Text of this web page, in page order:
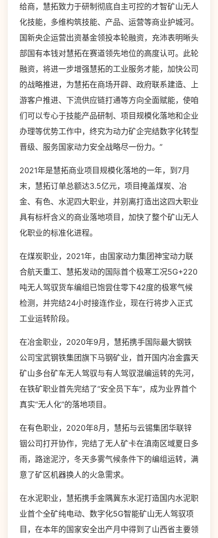
给商，慧拓致力于研制彻底自主可控的才智矿山无人
化技能，多维构筑技能、产品、运营等商业护城河。
国新央企运营出资基金领投本轮融资，充沛表明晰头
部国有本钱对慧拓在赛道领先地位的高度认可。此轮
融资，将进一步增强慧拓的工业服务才能，加快公司
的战略推进，为慧拓在商场开辟、政府联系建造、上
游客户推进、下流供应链打通等方向全面赋能，使咱
们可以专心于技能产品研制、项目规模化落地和企业
办理等优势工作中，终究为动力矿企完结数字化转型
晋级、服务国家动力安全战略尽一份力。”
2021年是慧拓商业项目规模化落地的一年，到7月
末，慧拓订单总额达3.5亿元，项目掩盖煤炭、冶
金、有色、水泥四大职业，并别离打造出这四大职业
具有标杆含义的商业落地项目，加快了整个矿山无人
化职业的标准化进程。
在煤炭职业，2021年，由国家动力集团神宝动力联
合航天重工、慧拓发动的国际首个极寒工况5G+220
吨无人驾驭货车编组已饱尝住零下42度的极寒气候
检测，并完结24小时接连作业，现在行将步入正式
工业运转阶段。
在冶金职业，2020年9月，慧拓携手国际最大钢铁
公司宝武钢铁集团旗下马钢矿业，首开国内冶金露天
矿山多台矿车无人驾驭与有人驾驭混编运转的先河，
在铁矿职业首先完结了“安全员下车”，成为业界首个
真实“无人化”的落地项目。
在有色职业，2020年8月，慧拓与云锡集团华联锌
铟公司打开协作，完结了无人矿卡在滇南区域夏日多
雨，路途泥泞，冬天多雾气候条件下的编组运转，满
意了矿区机器换人的火急需求。
在水泥职业，慧拓携手金隅冀东水泥打造国内水泥职
业首个全矿纯电动、数字化5G智能矿山无人驾驭项
目，在本年的国家安全出产月中得到了山西省主要领